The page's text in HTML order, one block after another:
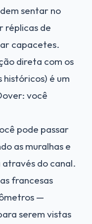
sentar no
réplicas de
capacetes.
direta com os
históricos) é um
você
pode passar
as muralhas e
do canal.
francesas
—
serem vistas